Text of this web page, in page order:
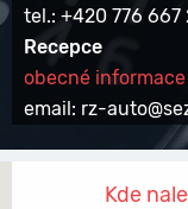
tel.: +420 776 667
Recepce
obecné informace
email: rz-
Kde